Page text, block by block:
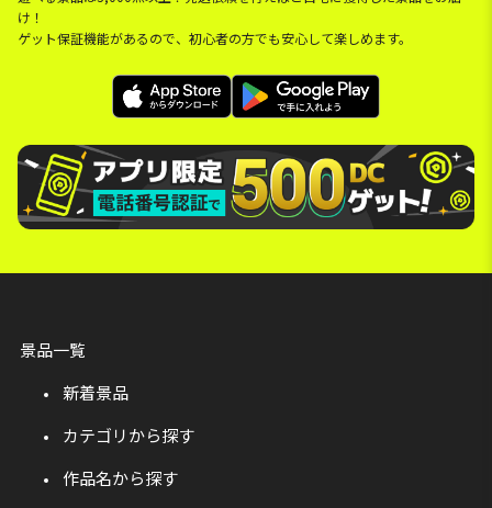
け！
ゲット保証機能があるので、初心者の方でも安心して楽しめます。
景品一覧
新着景品
カテゴリから探す
作品名から探す